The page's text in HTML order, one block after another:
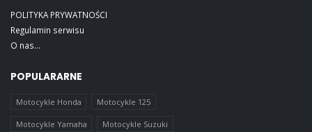
POLITYKA PRYWATNOŚCI
Regulamin serwisu
O nas...
POPULARARNE
Motocykle Honda Motocykle 125
Motocykle Yamaha Motocykle Suzuki